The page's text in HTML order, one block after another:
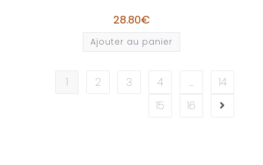
28.80€
Ajouter au panier
1 2 3 4 …
14
15
16